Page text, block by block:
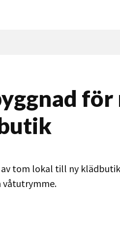
för
av tom lokal till ny
våtutrymme.